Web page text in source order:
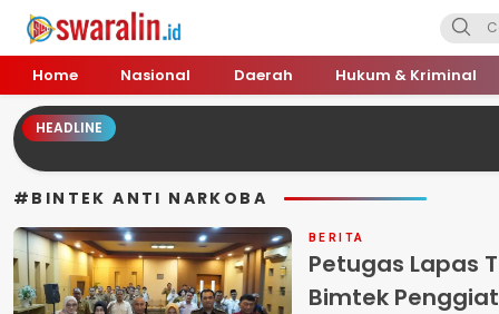
Swara Lin
Independent, Tajam & Profesional
Home Nasional Daerah Hukum & Kriminal
HEADLINE
#BINTEK ANTI NARKOBA
BERITA
Petugas Lapas
Bimtek